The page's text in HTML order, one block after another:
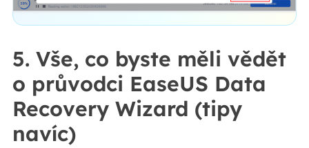
5. Vše, co byste měli vědět
o průvodci EaseUS Data
Recovery Wizard (tipy
navíc)